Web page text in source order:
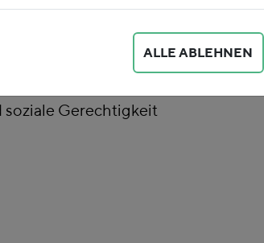
indem wir unser
Basis stellen sowie
teurer werden
sollte nachhaltig für
Gerechtigkeit
ALLE ABLEHNEN